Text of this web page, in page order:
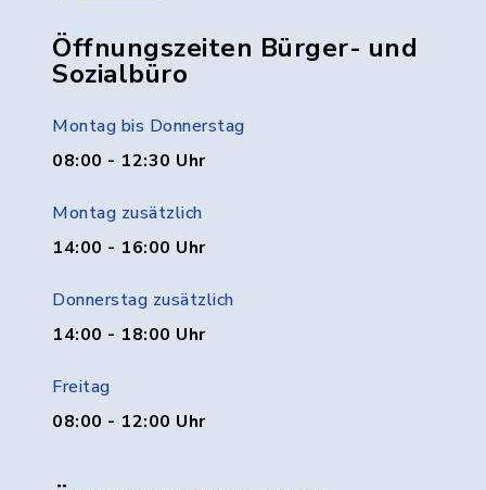
Öffnungszeiten Bürger- und
Sozialbüro
Montag bis Donnerstag
08:00 - 12:30 Uhr
Montag zusätzlich
14:00 - 16:00 Uhr
Donnerstag zusätzlich
14:00 - 18:00 Uhr
Freitag
08:00 - 12:00 Uhr